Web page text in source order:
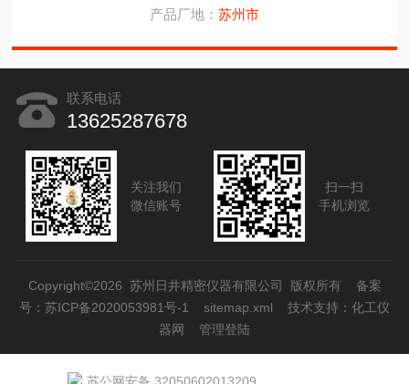
产品厂地： 苏州市
联系电话
13625287678
关注我们
微信账号
扫一扫
手机浏览
Copyright©2026 苏州日井精密仪器有限公司 版权所有 备案
号：苏ICP备2020053981号-1
sitemap.xml 技术支持： 化工仪
器网
管理登陆